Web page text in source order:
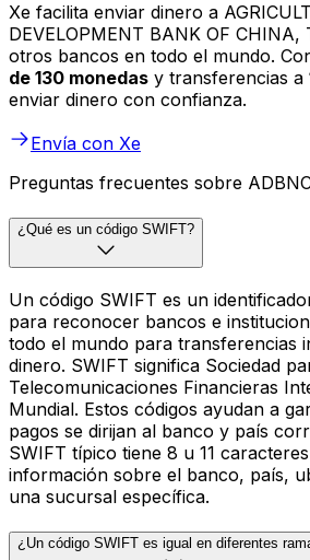
Xe facilita enviar dinero a
DEVELOPMENT BANK OF CHINA,
otros bancos en todo el mundo.
de 130 monedas y transferencias a
enviar dinero con confianza.
Envía con Xe
Preguntas frecuentes sobre
¿Qué es un código SWIFT?
Un código SWIFT es un
para reconocer bancos e
todo el mundo para transferencias
dinero. SWIFT significa Sociedad
Telecomunicaciones Financieras
Mundial. Estos códigos ayudan a
pagos se dirijan al banco y país
SWIFT típico tiene 8 u 11
información sobre el banco, país,
una sucursal específica.
¿Un código SWIFT es igual en diferentes